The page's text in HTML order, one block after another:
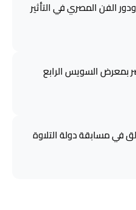
الفن المصري في التأثير
بمعرض السويس الرابع
في مسابقة دولة التلاوة